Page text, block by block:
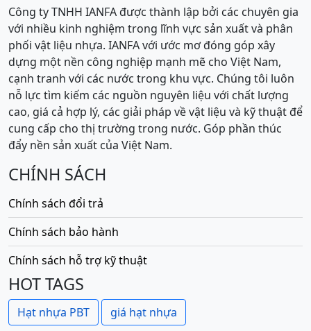
Công ty TNHH IANFA được thành lập bởi các chuyên gia
với nhiều kinh nghiệm trong lĩnh vực sản xuất và phân
phối vật liệu nhựa. IANFA với ước mơ đóng góp xây
dựng một nền công nghiệp mạnh mẽ cho Việt Nam,
cạnh tranh với các nước trong khu vực. Chúng tôi luôn
nỗ lực tìm kiếm các nguồn nguyên liệu với chất lượng
cao, giá cả hợp lý, các giải pháp về vật liệu và kỹ thuật để
cung cấp cho thị trường trong nước. Góp phần thúc
đẩy nền sản xuất của Việt Nam.
CHÍNH SÁCH
Chính sách đổi trả
Chính sách bảo hành
Chính sách hỗ trợ kỹ thuật
HOT TAGS
Hạt nhựa PBT giá hạt nhựa